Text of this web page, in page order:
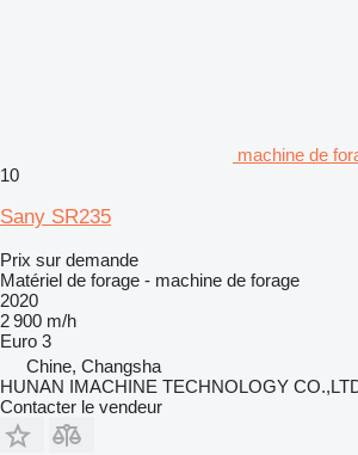
machine de
10
Sany SR235
Prix sur demande
Matériel de forage - machine de forage
2020
2 900 m/h
Euro 3
Chine, Changsha
HUNAN IMACHINE TECHNOLOGY
Contacter le vendeur